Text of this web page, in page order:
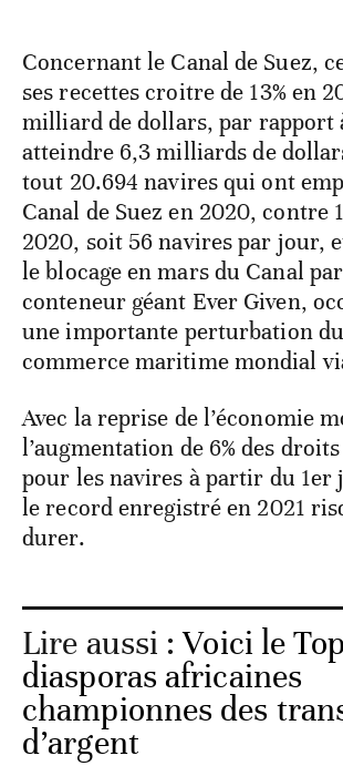
Concernant le Canal de Suez,
ses recettes croitre de 13% en
milliard de dollars, par rapport
atteindre 6,3 milliards de
tout 20.694 navires qui ont
Canal de Suez en 2020, contre
2020, soit 56 navires par jour,
le blocage en mars du Canal
conteneur géant Ever Given,
une importante perturbation
commerce maritime mondial
Avec la reprise de l’économie
l’augmentation de 6% des droits
pour les navires à partir du 1er
le record enregistré en 2021
durer.
Lire aussi :Voici le
diasporas africaines
championnes des
d’argent